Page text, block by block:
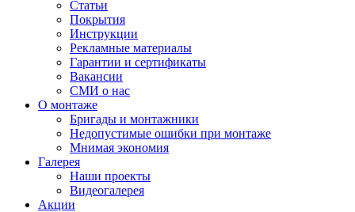
Статьи
Покрытия
Инструкции
Рекламные материалы
Гарантии и сертификаты
Вакансии
СМИ о нас
О монтаже
Бригады и монтажники
Недопустимые ошибки при монтаже
Мнимая экономия
Галерея
Наши проекты
Видеогалерея
Акции